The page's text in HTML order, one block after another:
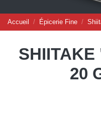
Accueil Épicerie Fine
20